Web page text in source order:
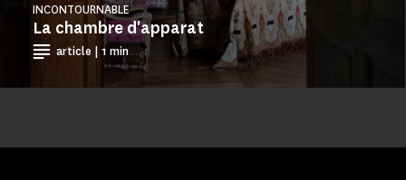
La chambre d'apparat
INCONTOURNABLE
article | 1 min